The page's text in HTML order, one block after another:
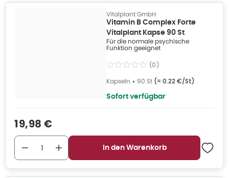
Vitalplant GmbH
Vitamin B Complex Forte
Vitalplant Kapse 90 St
Für die normale psychische
Funktion geeignet
(0)
Kapseln • 90 St (= 0.22 €/St)
Sofort verfügbar
Verkaufspreis
19,98 €
In den Warenkorb